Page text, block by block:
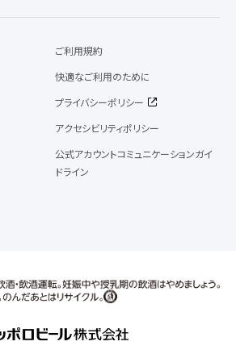
ご利用規約
快適なご利用のために
プライバシーポリシー
アクセシビリティポリシー
公式アカウントコミュニケーションガイ
ドライン